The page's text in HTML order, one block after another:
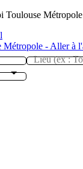
Toulouse Métropole